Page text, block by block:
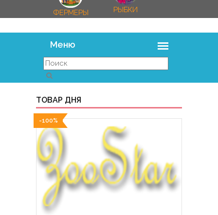
ФЕРМЕРЫ РЫБКИ
ТОВАР ДНЯ
-100%